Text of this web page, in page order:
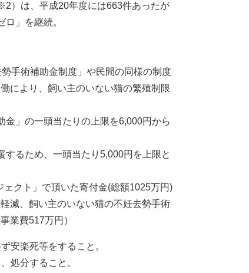
）は、平成20年度には663件あったが
」を継続。
手術補助金制度」や民間の同様の制度
により、飼い主のいない猫の繁殖制限
」の一頭当たりの上限を6,000円から
るため、一頭当たり5,000円を上限と
クト」で頂いた寄付金(総額1025万円)
減、飼い主のいない猫の不妊去勢手術
業費517万円）
楽死等をすること。
処分すること。